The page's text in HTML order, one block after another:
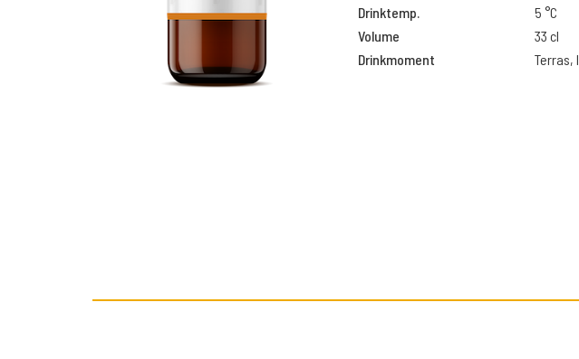
Drinktemp.
5 °C
Volume
33 cl
Drinkmoment
Terras,